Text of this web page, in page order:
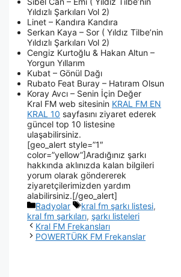
Yıldızlı Şarkıları Vol 2)
Linet – Kandıra Kandıra
Serkan Kaya – Sor ( Yıldız Tilbe’nin
Yıldızlı Şarkıları Vol 2)
Cengiz Kurtoğlu & Hakan Altun –
Yorgun Yıllarım
Kubat – Gönül Dağı
Rubato Feat Buray – Hatıram Olsun
Koray Avcı – Senin İçin Değer
Kral FM web sitesinin KRAL FM EN
KRAL 10 sayfasını ziyaret ederek
güncel top 10 listesine
ulaşabilirsiniz.
[geo_alert style=”1″
color=”yellow”]Aradığınız şarkı
hakkında aklınızda kalan bilgileri
yorum olarak göndererek
ziyaretçilerimizden yardım
alabilirsiniz.[/geo_alert]
Radyolar
kral fm şarkı listesi,
kral fm şarkıları, şarkı listeleri
Kral FM Frekansları
POWERTÜRK FM Frekanslar